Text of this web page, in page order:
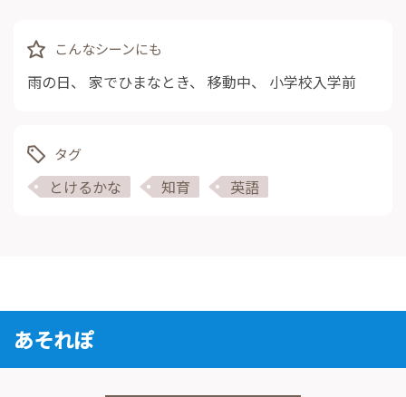
こんなシーンにも
雨の日、 家でひまなとき、 移動中、 小学校入学前
タグ
とけるかな 知育 英語
あそれぽ